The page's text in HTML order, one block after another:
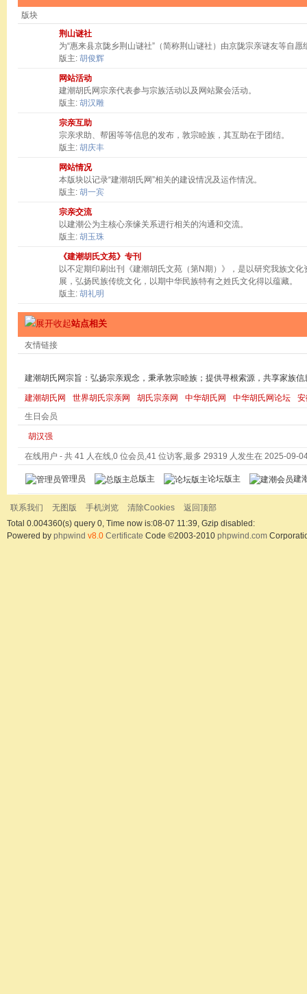
版块
荆山谜社
为“惠来县京陇乡荆山谜社”（简称荆山谜社）由京陇宗亲谜友等自
版主: 胡俊辉
网站活动
建潮胡氏网宗亲代表参与宗族活动以及网站聚会活动。
版主: 胡汉雕
宗亲互助
宗亲求助、帮困等等信息的发布，敦宗睦族，其互助在于团结。
版主: 胡庆丰
网站情况
本版块以记录“建潮胡氏网”相关的建设情况及运作情况。
版主: 胡一宾
宗亲交流
以建潮公为主核心亲缘关系进行相关的沟通和交流。
版主: 胡玉珠
《建潮胡氏文苑》专刊
以不定期印刷出刊《建潮胡氏文苑（第N期）》，是以研究我族文
展，弘扬民族传统文化，以期中华民族特有之姓氏文化得以蕴藏。
版主: 胡礼明
站点相关
友情链接
建潮胡氏网宗旨：弘扬宗亲观念，秉承敦宗睦族；提供寻根索源，共享家族信
建潮胡氏网 世界胡氏宗亲网 胡氏宗亲网 中华胡氏网 中华胡氏网论坛
生日会员
胡汉强
在线用户 - 共 41 人在线,0 位会员,41 位访客,最多 29319 人发生在 2025-09-
管理员 总版主 论坛版主 建
联系我们 无图版 手机浏览 清除Cookies
返回顶部
Total 0.004360(s) query 0, Time now is:08-07 11:39, Gzip disabled:
Powered by phpwind v8.0 Certificate Code ©2003-2010 phpwind.com